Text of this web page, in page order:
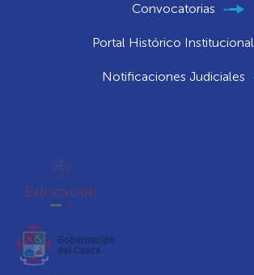
Convocatorias
Portal Histórico Institucional
Notificaciones Judiciales